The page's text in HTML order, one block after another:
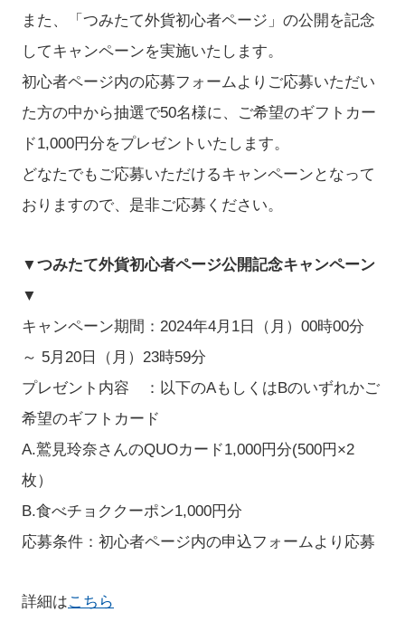
また、「つみたて外貨初心者ページ」の公開を記念
してキャンペーンを実施いたします。
初心者ページ内の応募フォームよりご応募いただい
た方の中から抽選で50名様に、ご希望のギフトカー
ド1,000円分をプレゼントいたします。
どなたでもご応募いただけるキャンペーンとなって
おりますので、是非ご応募ください。
▼つみたて外貨初心者ページ公開記念キャンペーン
▼
キャンペーン期間：2024年4月1日（月）00時00分
～ 5月20日（月）23時59分
プレゼント内容 ：以下のAもしくはBのいずれかご
希望のギフトカード
A.鷲見玲奈さんのQUOカード1,000円分(500円×2
枚）
B.食べチョククーポン1,000円分
応募条件：初心者ページ内の申込フォームより応募
詳細はこちら